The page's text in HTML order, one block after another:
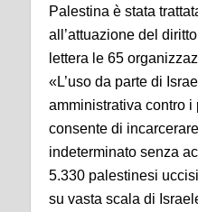
Palestina è stata
all’attuazione del
lettera le 65
«L’uso da parte di
amministrativa contro
consente di
indeterminato senza
5.330 palestinesi
su vasta scala di